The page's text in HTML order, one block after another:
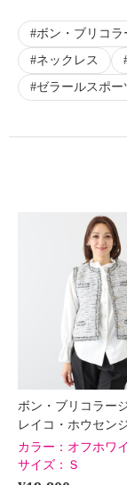
ボン・ブリコ
ネックレス
ゼラールスポー
ボン・ブリコラー
レイコ・ホウセン
カラー： オフホワ
サイズ： Ｓ